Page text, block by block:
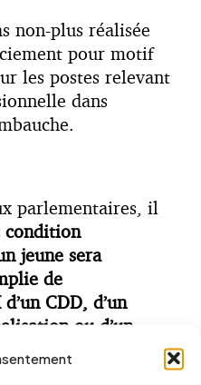
non-plus réalisée
pour motif
les postes relevant
dans
parlementaires, il
condition
jeune sera
de
CDD, d’un
ou d’un
, sous réserve que le
signé avant les 26